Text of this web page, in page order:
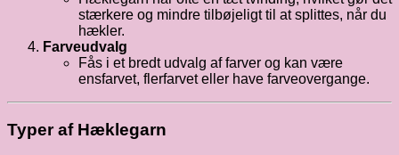
stærkere og mindre tilbøjeligt til at splittes, når du
hækler.
Farveudvalg
Fås i et bredt udvalg af farver og kan være
ensfarvet, flerfarvet eller have farveovergange.
Typer af Hæklegarn